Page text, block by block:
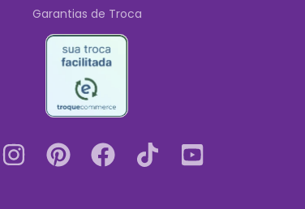
Garantias de Troca